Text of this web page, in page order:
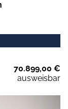
70.899,00 €
ausweisbar